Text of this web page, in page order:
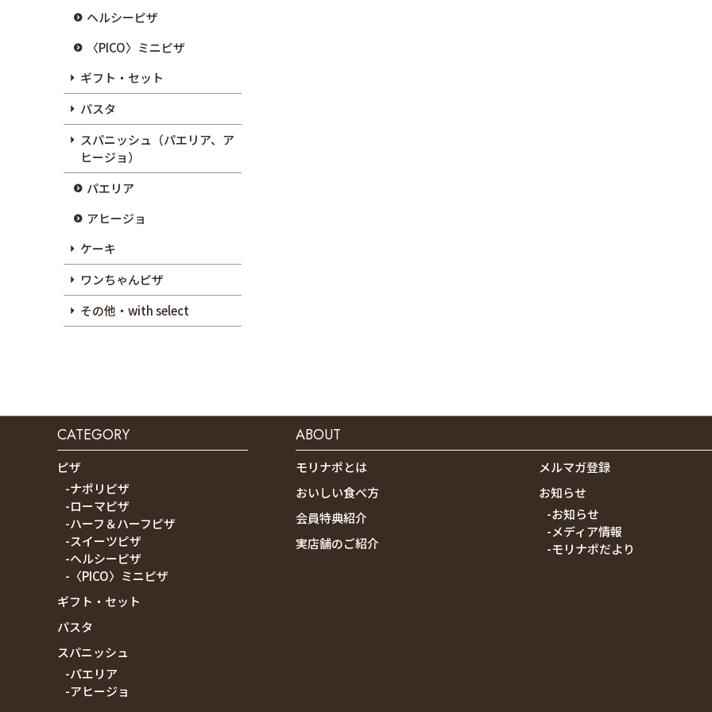
ヘルシーピザ
〈PICO〉ミニピザ
ギフト・セット
パスタ
スパニッシュ（パエリア、ア
ヒージョ）
パエリア
アヒージョ
ケーキ
ワンちゃんピザ
その他・with select
CATEGORY
ピザ
-ナポリピザ
-ローマピザ
-ハーフ＆ハーフピザ
-スイーツピザ
-ヘルシーピザ
-〈PICO〉ミニピザ
ギフト・セット
パスタ
スパニッシュ
-パエリア
-アヒージョ
ABOUT
モリナポとは
おいしい食べ方
会員特典紹介
実店舗のご紹介
メルマガ登録
お知らせ
-お知らせ
-メディア情報
-モリナポだより